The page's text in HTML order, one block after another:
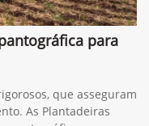
para
que asseguram
As Plantadeiras